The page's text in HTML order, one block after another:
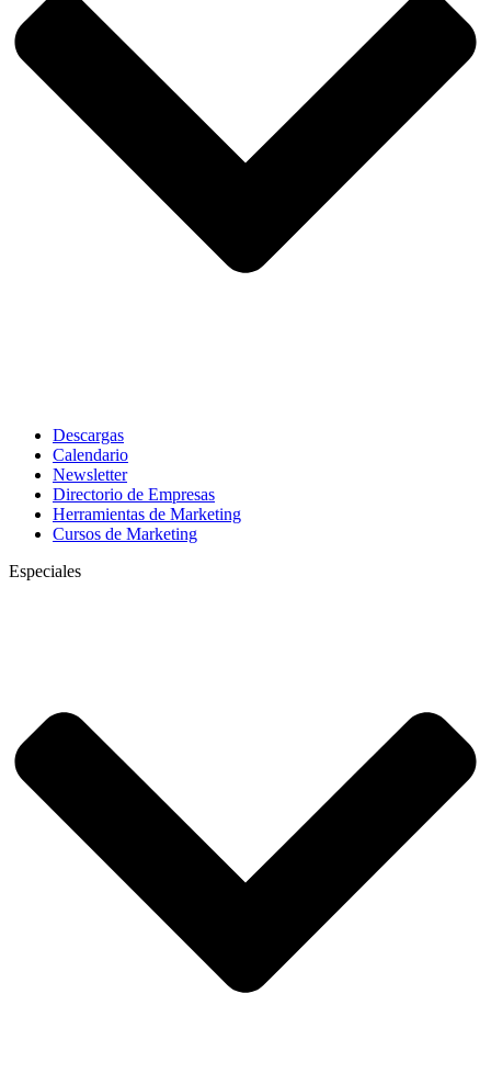
Descargas
Calendario
Newsletter
Directorio de Empresas
Herramientas de Marketing
Cursos de Marketing
Especiales